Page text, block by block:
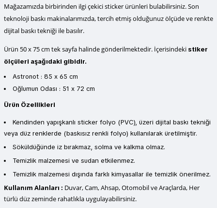
Mağazamızda birbirinden ilgi çekici sticker ürünleri bulabilirsiniz. Son
teknoloji baskı makinalarımızda, tercih etmiş olduğunuz ölçüde ve renkte
dijital baskı tekniği ile basılır.
Ürün 50 x 75 cm tek sayfa halinde gönderilmektedir. İçerisindekistiker
ölçüleri aşağıdaki gibidir.
Astronot : 85 x 65 cm
Oğlumun Odası : 51 x 72 cm
Ürün Özellikleri
Kendinden yapışkanlı sticker folyo (PVC), üzeri dijital baskı tekniği
veya düz renklerde (baskısız renkli folyo) kullanılarak üretilmiştir.
Söküldüğünde iz bırakmaz, solma ve kalkma olmaz.
Temizlik malzemesi ve sudan etkilenmez.
Temizlik malzemesi dışında farklı kimyasallar ile temizlik önerilmez.
Kullanım Alanları : Duvar, Cam, Ahsap, Otomobil ve Araçlarda, Her
türlü düz zeminde rahatlıkla uygulayabilirsiniz.